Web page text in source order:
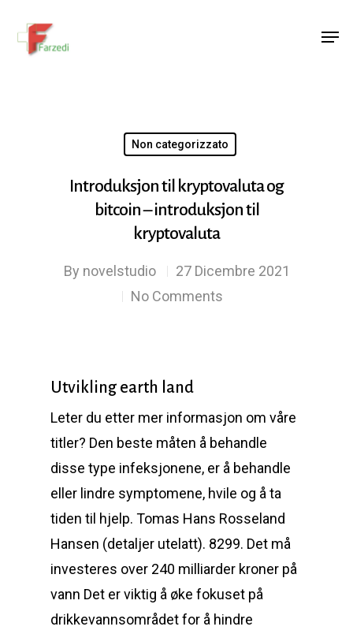
Non categorizzato
Introduksjon til kryptovaluta og
bitcoin – introduksjon til
kryptovaluta
By novelstudio
27 Dicembre 2021
No Comments
Utvikling earth land
Leter du etter mer informasjon om våre
titler? Den beste måten å behandle
disse type infeksjonene, er å behandle
eller lindre symptomene, hvile og å ta
tiden til hjelp. Tomas Hans Rosseland
Hansen (detaljer utelatt). 8299. Det må
investeres over 240 milliarder kroner på
vann Det er viktig å øke fokuset på
drikkevannsområdet for å hindre